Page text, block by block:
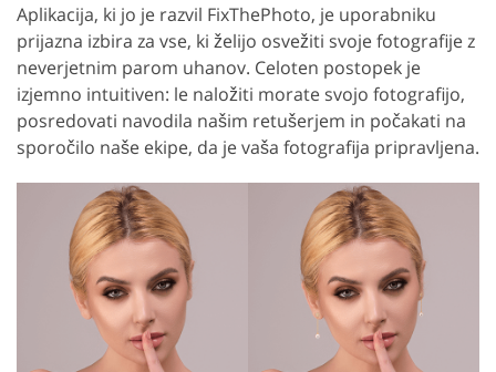
Aplikacija, ki jo je razvil FixThePhoto, je uporabniku
prijazna izbira za vse, ki želijo osvežiti svoje fotografije z
neverjetnim parom uhanov. Celoten postopek je
izjemno intuitiven: le naložiti morate svojo fotografijo,
posredovati navodila našim retušerjem in počakati na
sporočilo naše ekipe, da je vaša fotografija pripravljena.